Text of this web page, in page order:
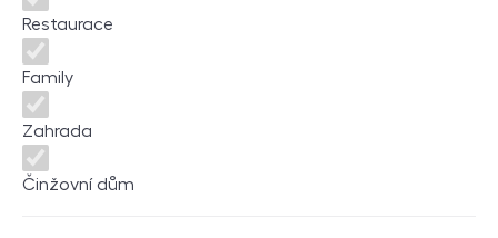
Restaurace
Family
Zahrada
Činžovní dům